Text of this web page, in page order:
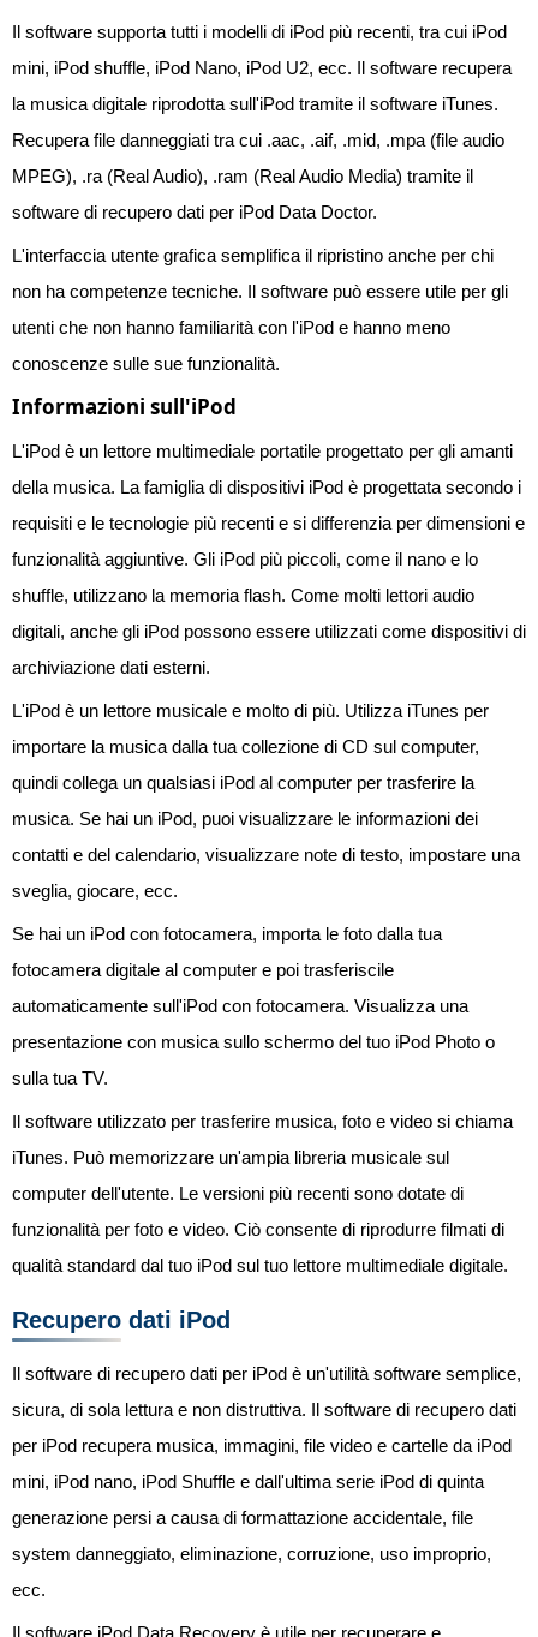
Il software supporta tutti i modelli di iPod più recenti, tra cui iPod
mini, iPod shuffle, iPod Nano, iPod U2, ecc. Il software recupera
la musica digitale riprodotta sull'iPod tramite il software iTunes.
Recupera file danneggiati tra cui .aac, .aif, .mid, .mpa (file audio
MPEG), .ra (Real Audio), .ram (Real Audio Media) tramite il
software di recupero dati per iPod Data Doctor.
L'interfaccia utente grafica semplifica il ripristino anche per chi
non ha competenze tecniche. Il software può essere utile per gli
utenti che non hanno familiarità con l'iPod e hanno meno
conoscenze sulle sue funzionalità.
Informazioni sull'iPod
L'iPod è un lettore multimediale portatile progettato per gli amanti
della musica. La famiglia di dispositivi iPod è progettata secondo i
requisiti e le tecnologie più recenti e si differenzia per dimensioni e
funzionalità aggiuntive. Gli iPod più piccoli, come il nano e lo
shuffle, utilizzano la memoria flash. Come molti lettori audio
digitali, anche gli iPod possono essere utilizzati come dispositivi di
archiviazione dati esterni.
L'iPod è un lettore musicale e molto di più. Utilizza iTunes per
importare la musica dalla tua collezione di CD sul computer,
quindi collega un qualsiasi iPod al computer per trasferire la
musica. Se hai un iPod, puoi visualizzare le informazioni dei
contatti e del calendario, visualizzare note di testo, impostare una
sveglia, giocare, ecc.
Se hai un iPod con fotocamera, importa le foto dalla tua
fotocamera digitale al computer e poi trasferiscile
automaticamente sull'iPod con fotocamera. Visualizza una
presentazione con musica sullo schermo del tuo iPod Photo o
sulla tua TV.
Il software utilizzato per trasferire musica, foto e video si chiama
iTunes. Può memorizzare un'ampia libreria musicale sul
computer dell'utente. Le versioni più recenti sono dotate di
funzionalità per foto e video. Ciò consente di riprodurre filmati di
qualità standard dal tuo iPod sul tuo lettore multimediale digitale.
Recupero dati iPod
Il software di recupero dati per iPod è un'utilità software semplice,
sicura, di sola lettura e non distruttiva. Il software di recupero dati
per iPod recupera musica, immagini, file video e cartelle da iPod
mini, iPod nano, iPod Shuffle e dall'ultima serie iPod di quinta
generazione persi a causa di formattazione accidentale, file
system danneggiato, eliminazione, corruzione, uso improprio,
ecc.
Il software iPod Data Recovery è utile per recuperare e